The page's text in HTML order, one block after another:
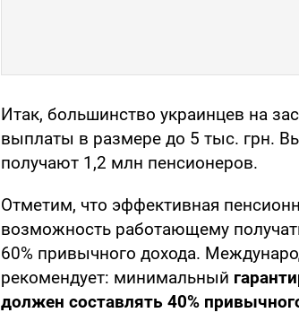
Итак, большинство украинцев на
выплаты в размере до 5 тыс. грн.
получают 1,2 млн пенсионеров.
Отметим, что эффективная
возможность работающему
60% привычного дохода.
рекомендует: минимальный
должен составлять 40%